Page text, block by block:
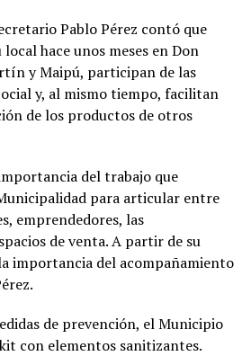
Pablo Pérez contó que
hace unos meses en Don
y Maipú, participan de las
y, al mismo tiempo, facilitan
de los productos de otros
del trabajo que
para articular entre
emprendedores, las
de venta. A partir de su
importancia del acompañamiento
de prevención, el Municipio
con elementos sanitizantes.